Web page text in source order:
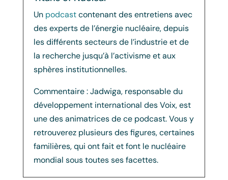
Un podcast contenant des entretiens avec
des experts de l’énergie nucléaire, depuis
les différents secteurs de l’industrie et de
la recherche jusqu’à l’activisme et aux
sphères institutionnelles.
Commentaire : Jadwiga, responsable du
développement international des Voix, est
une des animatrices de ce podcast. Vous y
retrouverez plusieurs des figures, certaines
familières, qui ont fait et font le nucléaire
mondial sous toutes ses facettes.